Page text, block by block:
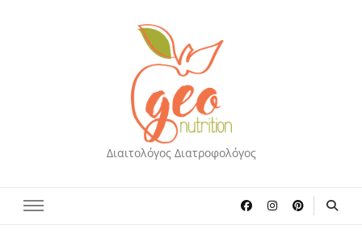
Διαιτολόγος Διατροφολόγος